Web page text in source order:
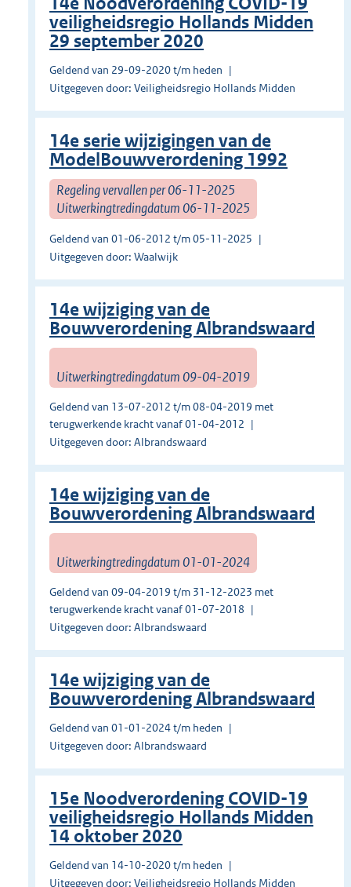
veiligheidsregio Hollands Midden
29 september 2020
Geldend van 29-09-2020 t/m heden
Uitgegeven door: Veiligheidsregio Hollands Midden
14e serie wijzigingen van de
ModelBouwverordening 1992
Regeling vervallen per 06-11-2025
Uitwerkingtredingdatum 06-11-2025
Geldend van 01-06-2012 t/m 05-11-2025
Uitgegeven door: Waalwijk
14e wijziging van de
Bouwverordening Albrandswaard
Uitwerkingtredingdatum 09-04-2019
Geldend van 13-07-2012 t/m 08-04-2019 met
terugwerkende kracht vanaf 01-04-2012
Uitgegeven door: Albrandswaard
14e wijziging van de
Bouwverordening Albrandswaard
Uitwerkingtredingdatum 01-01-2024
Geldend van 09-04-2019 t/m 31-12-2023 met
terugwerkende kracht vanaf 01-07-2018
Uitgegeven door: Albrandswaard
14e wijziging van de
Bouwverordening Albrandswaard
Geldend van 01-01-2024 t/m heden
Uitgegeven door: Albrandswaard
15e Noodverordening COVID-19
veiligheidsregio Hollands Midden
14 oktober 2020
Geldend van 14-10-2020 t/m heden
Uitgegeven door: Veiligheidsregio Hollands Midden